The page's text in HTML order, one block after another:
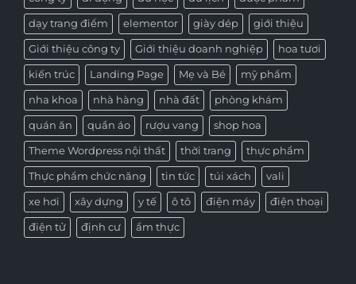
dạy trang điểm elementor giày dép giới thiệu
Giới thiệu công ty Giới thiệu doanh nghiệp hoa tươi
kiến trúc Landing Page Mẹ và Bé mỹ phẩm
nha khoa nhà hàng nhà đất phòng khám
quán ăn quần áo rượu vang shop hoa
Theme Wordpress nội thất thời trang thực phẩm
Thực phẩm chức năng tin tức túi xách vali
xe hơi xây dựng y tế ô tô điện máy điện thoại
điện tử định cư ẩm thực